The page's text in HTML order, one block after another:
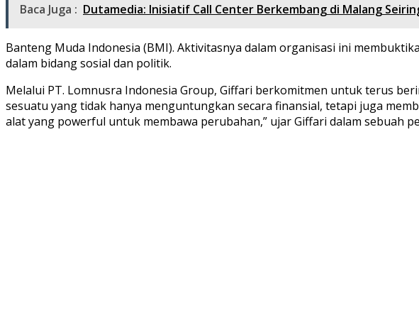
Baca Juga : Dutamedia: Inisiatif Call Center Berkembang di Malang
Banteng Muda Indonesia (BMI). Aktivitasnya dalam organisasi ini
dalam bidang sosial dan politik.
Melalui PT. Lomnusra Indonesia Group, Giffari berkomitmen untuk terus
sesuatu yang tidak hanya menguntungkan secara finansial, tetapi juga
alat yang powerful untuk membawa perubahan,” ujar Giffari dalam sebuah